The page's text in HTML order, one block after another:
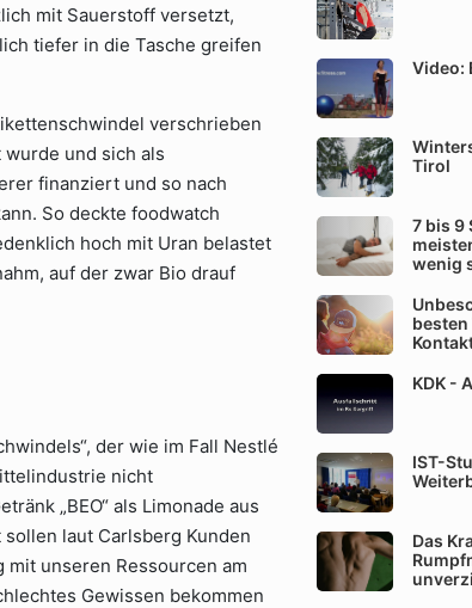
mit Sauerstoff versetzt,
tiefer in die Tasche greifen
verschrieben
und sich als
finanziert und so nach
So deckte foodwatch
hoch mit Uran belastet
auf der zwar Bio drauf
der wie im Fall Nestlé
nicht
„BEO“ als Limonade aus
laut Carlsberg Kunden
unseren Ressourcen am
Gewissen bekommen
Video:
Tirol
7 bis 9
wenig
KDK -
IST-
Das